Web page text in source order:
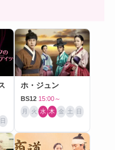
日
ホ・ジュン
BS12 15:00～
月 火 水 木 金 土 日